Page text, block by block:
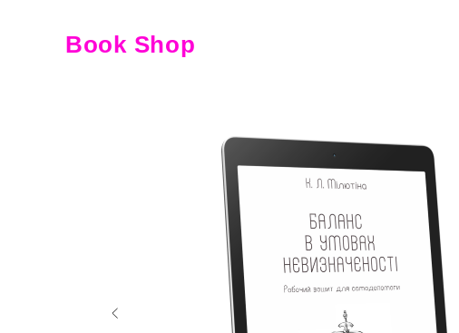
Book Shop